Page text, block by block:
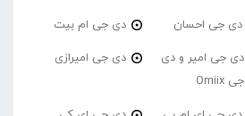
دی جی احسان دی جی ام بیت
دی جی امیر و دی
جی Omiix
دی جی امیرازی